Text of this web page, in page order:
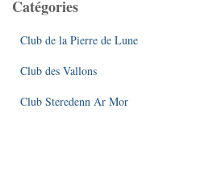
Catégories
Club de la Pierre de Lune
Club des Vallons
Club Steredenn Ar Mor